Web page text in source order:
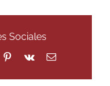
Sociales
Pinterest
Vk
Correo